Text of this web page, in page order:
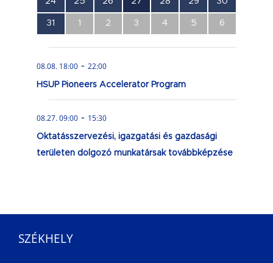
esemény,esemény,esemény,esemény,esemény,esemény,esemény,
0
esemény,
31
0
esemény,
1
0
esemény,
2
0
esemény,
3
0
esemény,
4
0
esemény,
5
0
esemény,
6
08.08. 18:00 - 22:00
HSUP Pioneers Accelerator Program
08.27. 09:00 - 15:30
Oktatásszervezési, igazgatási és gazdasági
területen dolgozó munkatársak továbbképzése
SZÉKHELY